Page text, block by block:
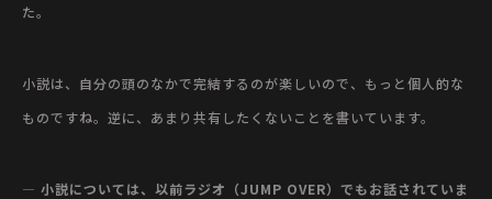
た。
小説は、自分の頭のなかで完結するのが楽しいので、もっと個人的な
ものですね。逆に、あまり共有したくないことを書いています。
— 小説については、以前ラジオ（JUMP OVER）でもお話されていま